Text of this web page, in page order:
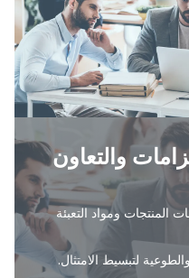
والتعاون
المنتجات ومواد التعبئة
لتبسيط الامتثال.